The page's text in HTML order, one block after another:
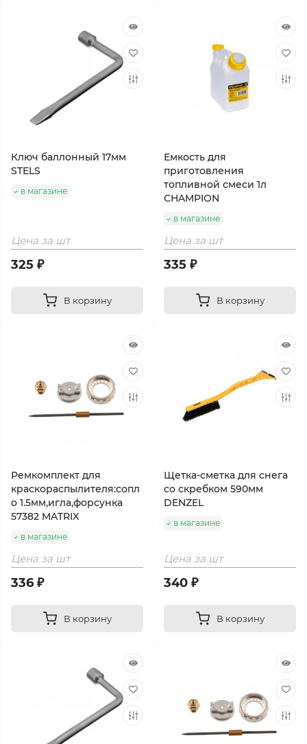
Ключ баллонный 17мм
STELS
в магазине
Цена за шт
325 ₽
В корзину
Емкость для
приготовления
топливной смеси 1л
CHAMPION
в магазине
Цена за шт
335 ₽
В корзину
Ремкомплект для
краскораспылителя:сопл
о 1.5мм,игла,форсунка
57382 MATRIX
в магазине
Цена за шт
336 ₽
В корзину
Щетка-сметка для снега
со скребком 590мм
DENZEL
в магазине
Цена за шт
340 ₽
В корзину